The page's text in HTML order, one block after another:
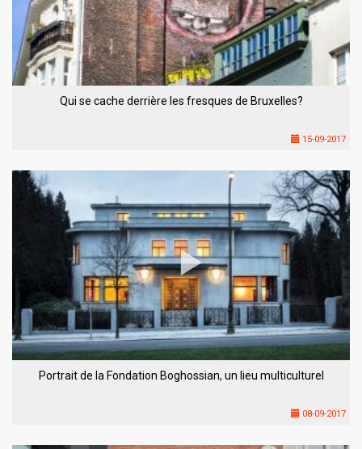
Qui se cache derrière les fresques de Bruxelles?
15-09-2017
Portrait de la Fondation Boghossian, un lieu multiculturel
08-09-2017